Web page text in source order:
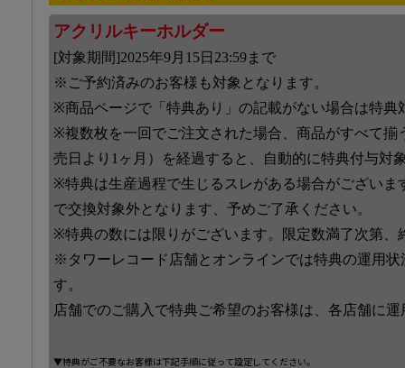
アクリルキーホルダー
[対象期間]2025年9月15日23:59まで
※ご予約済みのお客様も対象となります。
※商品ページで「特典あり」の記載がない場合は特典
※複数枚を一回でご注文された場合、商品がすべて揃
売日より1ヶ月）を経過すると、自動的に特典付与対
※特典は生産過程で生じるスレがある場合がございま
で交換対象外となります、予めご了承ください。
※特典の数には限りがございます。限定数満了次第、
※タワーレコード店舗とオンラインでは特典の運用
す。
店舗でのご購入で特典ご希望のお客様は、各店舗に
▼特典がご不要なお客様は下記手順に従って設定してください。